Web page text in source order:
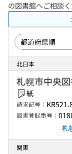
の図書館へご相談
北日本
札幌市中央
紙
請求記号：
図書登録番号：
札
関東